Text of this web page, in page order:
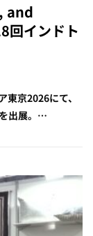
and
インドト
京2026にて、
出展。…